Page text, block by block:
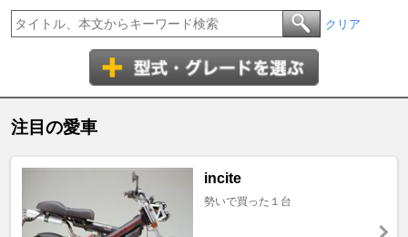
クリア
注目の愛車
incite
勢いで買った１台